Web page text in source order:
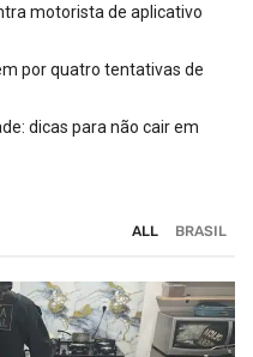
motorista de aplicativo
por quatro tentativas de
dicas para não cair em
ALL BRASIL